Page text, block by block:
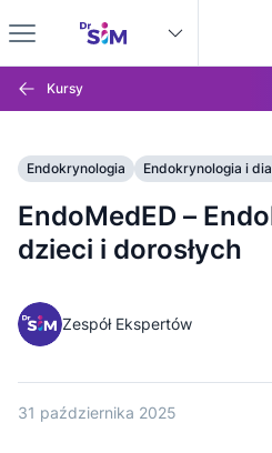
Kursy
Endokrynologia Endokrynologia i
EndoMedED –
dzieci i dorosłych
Zespół Ekspertów
31 października 2025